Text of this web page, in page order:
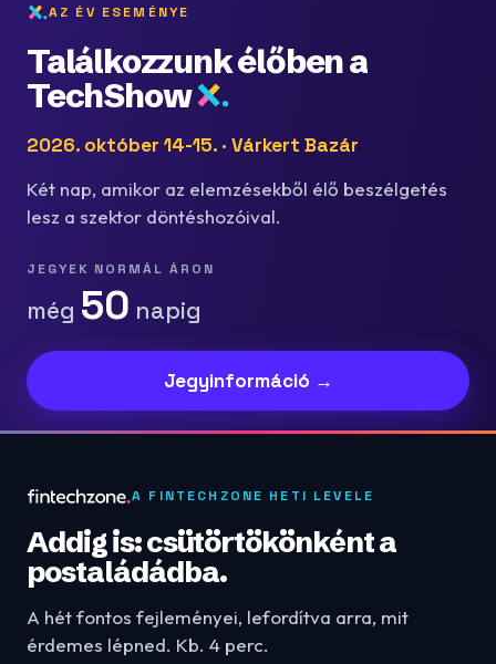
AZ ÉV ESEMÉNYE
Találkozzunk élőben a
TechShow
2026. október 14-15. · Várkert Bazár
Két nap, amikor az elemzésekből élő beszélgetés
lesz a szektor döntéshozóival.
JEGYEK NORMÁL ÁRON
még 50 napig
Jegyinformáció →
A FINTECHZONE HETI LEVELE
Addig is: csütörtökönként a
postaládádba.
A hét fontos fejleményei, lefordítva arra, mit
érdemes lépned. Kb. 4 perc.